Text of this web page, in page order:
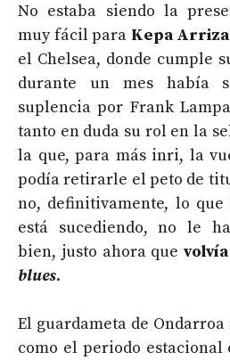
No estaba siendo la
muy fácil para Kepa
el Chelsea, donde cumple
durante un mes había
suplencia por Frank
tanto en duda su rol en la
la que, para más inri, la
podía retirarle el peto de
no, definitivamente, lo
está sucediendo, no le
bien, justo ahora que
blues.
El guardameta de
como el periodo estacional